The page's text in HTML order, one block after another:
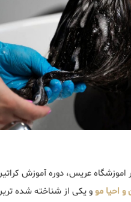
عریس، دوره آموزش
و احیا موو یکی از شناخته شده